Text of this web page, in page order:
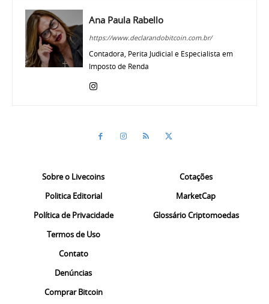
Ana Paula Rabello
https://www.declarandobitcoin.com.br/
Contadora, Perita Judicial e Especialista em
Imposto de Renda
Sobre o Livecoins
Politica Editorial
Política de Privacidade
Termos de Uso
Contato
Denúncias
Comprar Bitcoin
Cotações
MarketCap
Glossário Criptomoedas